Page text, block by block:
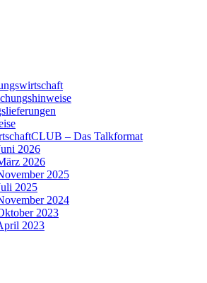
– Das Talkformat
2026
2026
2025
2025
2024
2023
2023